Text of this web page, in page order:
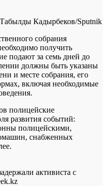
Кадырбеков/Sputnik
собрания
получить
подают за семь дней до
должны быть указаны
и месте собрания, его
включая необходимые
полицейские
развития событий:
полицейскими,
снабженных
активиста с